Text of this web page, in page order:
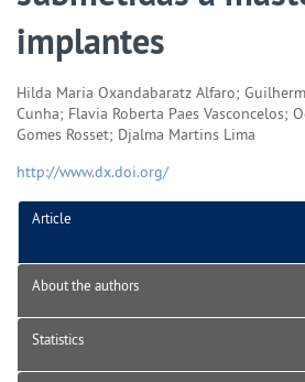
implantes
Hilda Maria Oxandabaratz Alfaro;
Cunha; Flavia Roberta Paes Vasconcelos;
Gomes Rosset; Djalma Martins Lima
http://www.dx.doi.org/
Article
About the authors
Statistics